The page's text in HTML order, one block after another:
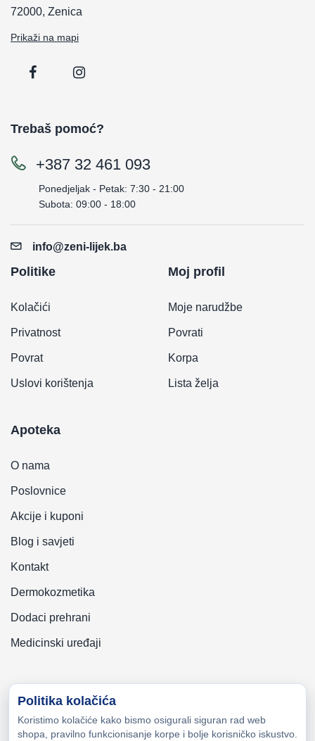
72000, Zenica
Prikaži na mapi
Trebaš pomoć?
+387 32 461 093
Ponedjeljak - Petak: 7:30 - 21:00
Subota: 09:00 - 18:00
info@zeni-lijek.ba
Politike
Kolačići
Privatnost
Povrat
Uslovi korištenja
Moj profil
Moje narudžbe
Povrati
Korpa
Lista želja
Apoteka
O nama
Poslovnice
Akcije i kuponi
Blog i savjeti
Kontakt
Dermokozmetika
Dodaci prehrani
Medicinski uređaji
Copyright © 2026 Zeni-Lijek Apoteka. Sva prava zadržana
Politika kolačića
Koristimo kolačiće kako bismo osigurali siguran rad web
shopa, pravilno funkcionisanje korpe i bolje korisničko iskustvo.